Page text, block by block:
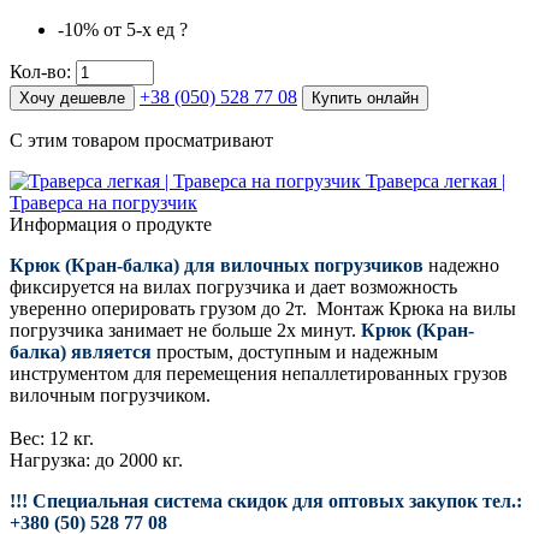
-10% от 5-х ед ?
Кол-во:
Хочу дешевле +38 (050) 528 77 08 Купить онлайн
С этим товаром просматривают
Траверса легкая |
Траверса на погрузчик
Информация о продукте
Крюк (Кран-балка) для вилочных погрузчиков надежно
фиксируется на вилах погрузчика и дает возможность
уверенно оперировать грузом до 2т. Монтаж Крюка на вилы
погрузчика занимает не больше 2х минут. Крюк (Кран-
балка) является простым, доступным и надежным
инструментом для перемещения непаллетированных грузов
вилочным погрузчиком.
Вес: 12 кг.
Нагрузка: до 2000 кг.
!!! Специальная система скидок для оптовых закупок тел.:
+380 (50) 528 77 08